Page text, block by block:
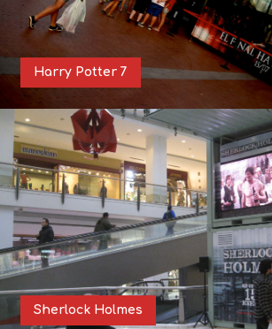
Harry Potter 7
Sherlock Holmes